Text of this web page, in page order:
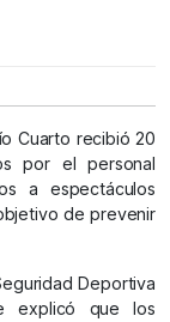
Cuarto recibió 20
por el personal
a espectáculos
de prevenir
Deportiva
explicó que los